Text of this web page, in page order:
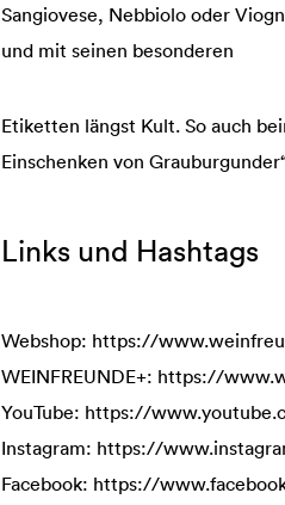
Sangiovese, Nebbiolo oder
und mit seinen besonderen
Etiketten längst Kult. So auch
Einschenken von
Links und Hashtags
Webshop: https://
WEINFREUNDE+: https://
YouTube: https://
Instagram: https://
Facebook: https://